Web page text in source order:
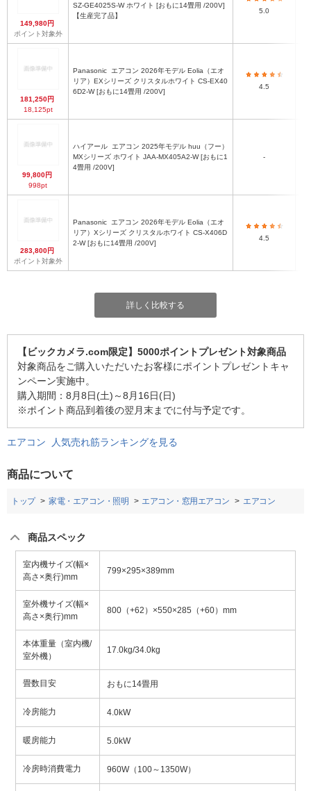
149,980円
ポイント対象外
SZ-GE4025S-W ホワイト [おもに14畳用 /200V]
【生産完了品】
5.0
181,250円
18,125pt
Panasonic
リア）EXシリーズ クリスタルホワイト CS-EX40
6D2-W [おもに14畳用 /200V]
4.5
99,800円
998pt
ハイアール
MXシリーズ ホワイト JAA-MX405A2-W [おもに1
4畳用 /200V]
-
283,800円
ポイント対象外
Panasonic
リア）Xシリーズ クリスタルホワイト CS-X406D
2-W [おもに14畳用 /200V]
4.5
詳しく比較する
【ビックカメラ.com限定】5000ポイントプレゼント対象商品
対象商品をご購入いただいたお客様にポイントプレゼントキャ
ンペーン実施中。
購入期間：8月8日(土)～8月16日(日)
※ポイント商品到着後の翌月末までに付与予定です。
エアコン 人気売れ筋ランキングを見る
商品について
トップ 家電・エアコン・照明 エアコン・窓用エアコン エアコン
商品スペック
室内機サイズ(幅×
高さ×奥行)mm
799×295×389mm
室外機サイズ(幅×
高さ×奥行)mm
800（+62）×550×285（+60）mm
本体重量（室内機/
室外機）
17.0kg/34.0kg
畳数目安 おもに14畳用
冷房能力 4.0kW
暖房能力 5.0kW
冷房時消費電力 960W（100～1350W）